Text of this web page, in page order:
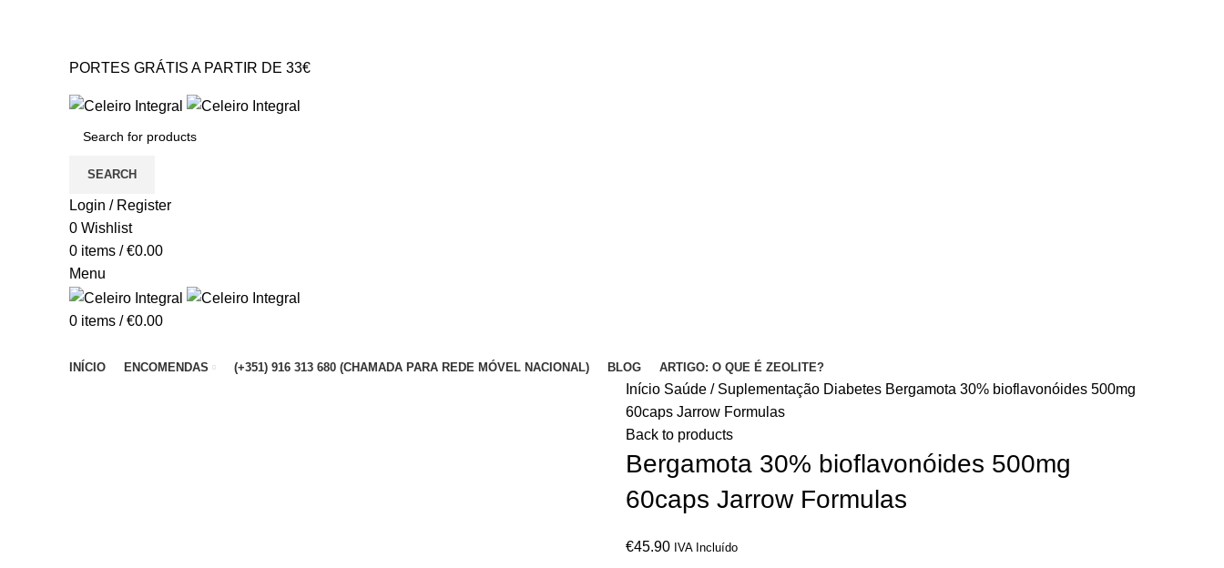
PORTES GRÁTIS A PARTIR DE 33€
SEARCH
Login / Register
0 Wishlist
0 items / €0.00
Menu
0 items / €0.00
INÍCIO ENCOMENDAS (+351) 916 313 680 (CHAMADA PARA REDE MÓVEL NACIONAL) BLOG ARTIGO: O QUE É ZEOLITE?
Início Saúde / Suplementação Diabetes Bergamota 30% bioflavonóides 500mg
60caps Jarrow Formulas
Back to products
Bergamota 30% bioflavonóides 500mg
60caps Jarrow Formulas
€45.90 IVA Incluído